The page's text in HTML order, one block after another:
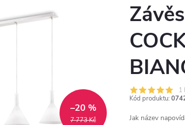
7 773 Kč
–20 %
1
Kód produktu:
Jak název